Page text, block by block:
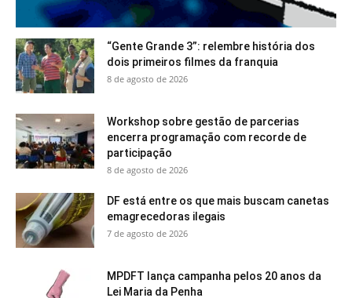
“Gente Grande 3”: relembre história dos
dois primeiros filmes da franquia
8 de agosto de 2026
Workshop sobre gestão de parcerias
encerra programação com recorde de
participação
8 de agosto de 2026
DF está entre os que mais buscam canetas
emagrecedoras ilegais
7 de agosto de 2026
MPDFT lança campanha pelos 20 anos da
Lei Maria da Penha